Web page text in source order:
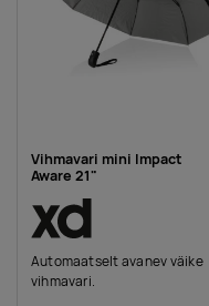
Vihmavari mini Impact
Aware 21"
Automaatselt avanev väike
vihmavari.